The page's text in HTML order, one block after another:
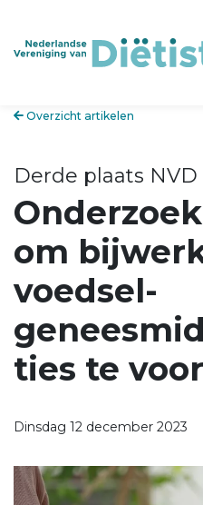
Overzicht artikelen
Derde plaats
om
voedsel-
ties te
Dinsdag 12 december 2023